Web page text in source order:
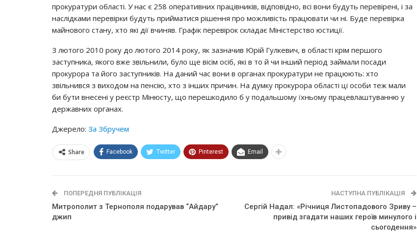
прокуратури області. У нас є 258 оперативних працівників, відповідно, всі вони будуть перевірені, і за
наслідками перевірки будуть прийматися рішення про можливість працювати чи ні. Буде перевірка
майнового стану, хто які дії вчиняв. Графік перевірок складає Міністерство юстиції.
З лютого 2010 року до лютого 2014 року, як зазначив Юрій Гулкевич, в області крім першого
заступника, якого вже звільнили, було ще вісім осіб, які в то й чи інший період займали посади
прокурора та його заступників. На даний час вони в органах прокуратури не працюють: хто
звільнився з виходом на пенсію, хто з інших причин. На думку прокурора області ці особи теж мали
би бути внесені у реєстр Мінюсту, що перешкодило б у подальшому їхньому працевлаштуванню у
державних органах.
Джерело: За Збручем
Share Facebook Twitter Pinterest Email
ПОПЕРЕДНЯ ПУБЛІКАЦІЯ
Митрополит з Тернополя подарував “Айдару”
джип
НАСТУПНА ПУБЛІКАЦІЯ
Сергій Надал: «Річниця Листопадового Зриву –
привід згадати наших героїв минулого і
сьогодення»